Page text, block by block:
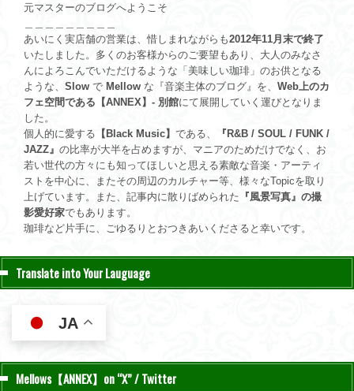
元マスターのブログへようこそ
あいにく実店舗の営業は、惜しまれながらも2012年11月末で終了
いたしました。多くのお客様からのご要望もあり、大人のみなさ
んによろこんでいただけるような「美味しい珈琲」のお供となる
ような、 Slow で Mellow な『音楽主体のブログ』を、 Web上のカ
フェ空間である【ANNEX】- 別館にて展開していく運びとなりま
した。
個人的に愛する 【Black Music】 である、
『R&B / SOUL / FUNK /
JAZZ』 の比率が大半を占めますが、マニアのためだけでなく、お
若い世代の方々にも知ってほしいと思える素敵な音楽・アーティ
ストを中心に、またその周辺のカルチャー等、様々なTopicを取り
上げています。また、記事内に散りばめられた 『風景写真』の撮
影愛好家でもあります。
珈琲など片手に、ごゆるりとおつきあいくださると幸いです。
Translate into Your Lauguage
JA
Mellows【ANNEX】on “X” / Twitter